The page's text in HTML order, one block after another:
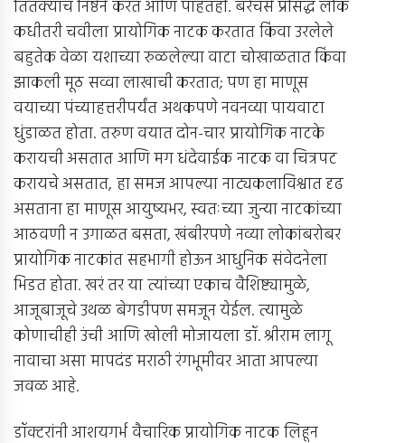
तितक्याच निष्ठेने करत आणि पाहतही. बरेचसे प्रसिद्ध लोक
कधीतरी चवीला प्रायोगिक नाटक करतात किंवा उरलेले
बहुतेक वेळा यशाच्या रुळलेल्या वाटा चोखाळतात किंवा
झाकली मूठ सव्वा लाखाची करतात; पण हा माणूस
वयाच्या पंच्याहत्तरीपर्यंत अथकपणे नवनव्या पायवाटा
धुंडाळत होता. तरुण वयात दोन-चार प्रायोगिक नाटके
करायची असतात आणि मग धंदेवाईक नाटक वा चित्रपट
करायचे असतात, हा समज आपल्या नाट्यकलाविश्वात दृढ
असताना हा माणूस आयुष्यभर, स्वतःच्या जुन्या नाटकांच्या
आठवणी न उगाळत बसता, खंबीरपणे नव्या लोकांबरोबर
प्रायोगिक नाटकांत सहभागी होऊन आधुनिक संवेदनेला
भिडत होता. खरं तर या त्यांच्या एकाच वैशिष्ट्यामुळे,
आजूबाजूचे उथळ बेगडीपण समजून येईल. त्यामुळे
कोणाचीही उंची आणि खोली मोजायला डॉ. श्रीराम लागू
नावाचा असा मापदंड मराठी रंगभूमीवर आता आपल्या
जवळ आहे.
डॉक्टरांनी आशयगर्भ वैचारिक प्रायोगिक नाटक लिहून